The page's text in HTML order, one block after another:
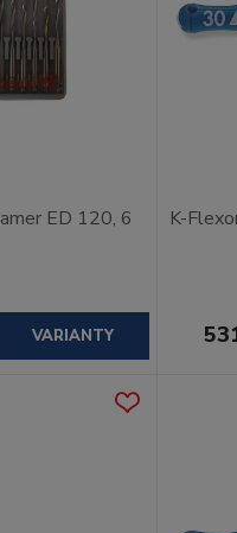
ED 120, 6
VARIANTY
K-